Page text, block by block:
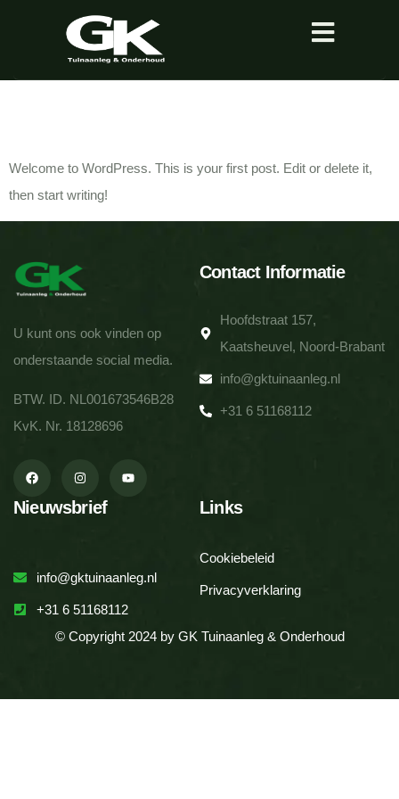
Welcome to WordPress. This is your first post. Edit or delete it,
then start writing!
U kunt ons ook vinden op
onderstaande social media.
BTW. ID. NL001673546B28
KvK. Nr. 18128696
Contact Informatie
Hoofdstraat 157,
Kaatsheuvel, Noord-Brabant
info@gktuinaanleg.nl
+31 6 51168112
Nieuwsbrief
info@gktuinaanleg.nl
+31 6 51168112
Links
Cookiebeleid
Privacyverklaring
© Copyright 2024 by GK Tuinaanleg & Onderhoud